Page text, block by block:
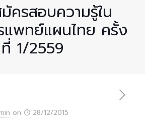
ครสอบความรู้ใน
แพทย์แผนไทย ครั้ง
ที่ 1/2559
on 28/12/2015